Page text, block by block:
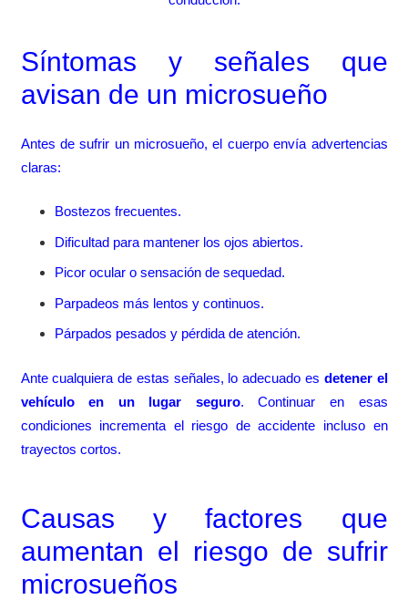
Síntomas y señales que
avisan de un microsueño
Antes de sufrir un microsueño, el cuerpo envía advertencias
claras:
Bostezos frecuentes.
Dificultad para mantener los ojos abiertos.
Picor ocular o sensación de sequedad.
Parpadeos más lentos y continuos.
Párpados pesados y pérdida de atención.
Ante cualquiera de estas señales, lo adecuado es detener el
vehículo en un lugar seguro. Continuar en esas
condiciones incrementa el riesgo de accidente incluso en
trayectos cortos.
Causas y factores que
aumentan el riesgo de sufrir
microsueños